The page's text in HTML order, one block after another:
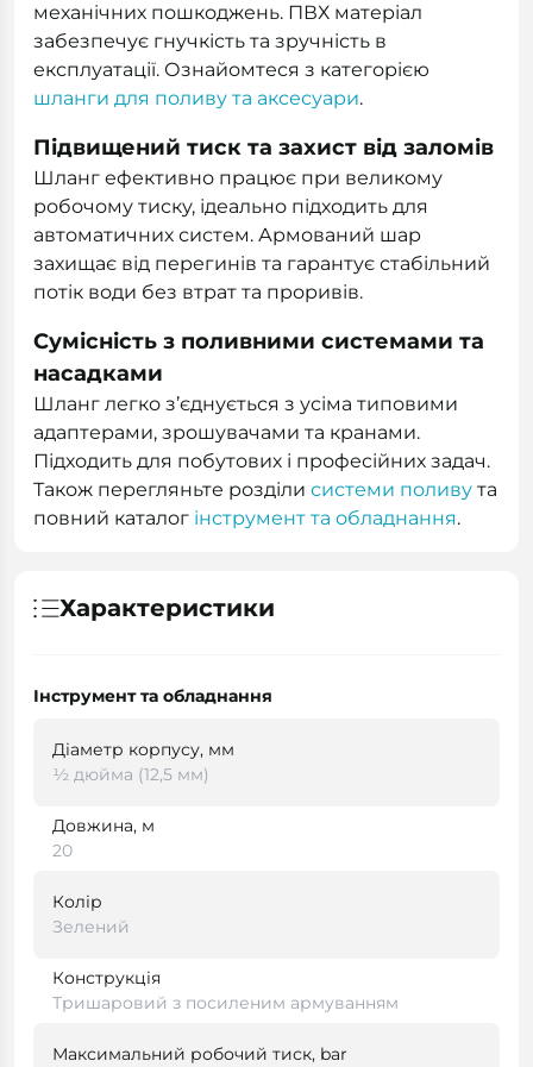
механічних пошкоджень. ПВХ матеріал
забезпечує гнучкість та зручність в
експлуатації. Ознайомтеся з категорією
шланги для поливу та аксесуари.
Підвищений тиск та захист від заломів
Шланг ефективно працює при великому
робочому тиску, ідеально підходить для
автоматичних систем. Армований шар
захищає від перегинів та гарантує стабільний
потік води без втрат та проривів.
Сумісність з поливними системами та
насадками
Шланг легко з’єднується з усіма типовими
адаптерами, зрошувачами та кранами.
Підходить для побутових і професійних задач.
Також перегляньте розділи системи поливу та
повний каталог інструмент та обладнання.
Характеристики
Інструмент та обладнання
Діаметр корпусу, мм
½ дюйма (12,5 мм)
Довжина, м
20
Колір
Зелений
Конструкція
Тришаровий з посиленим армуванням
Максимальний робочий тиск, bar